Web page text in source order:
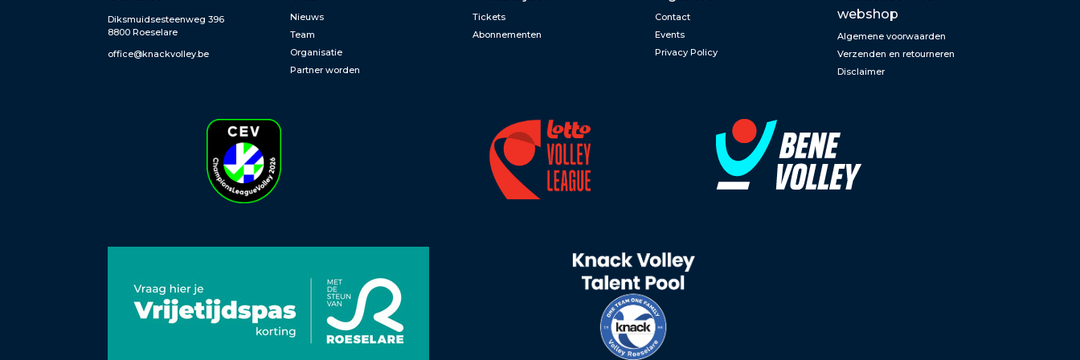
Diksmuidsesteenweg 396
8800 Roeselare
office@knackvolley.be
Nieuws
Team
Organisatie
Partner worden
Tickets
Abonnementen
Contact
Events
Privacy Policy
webshop
Algemene voorwaarden
Verzenden en retourneren
Disclaimer